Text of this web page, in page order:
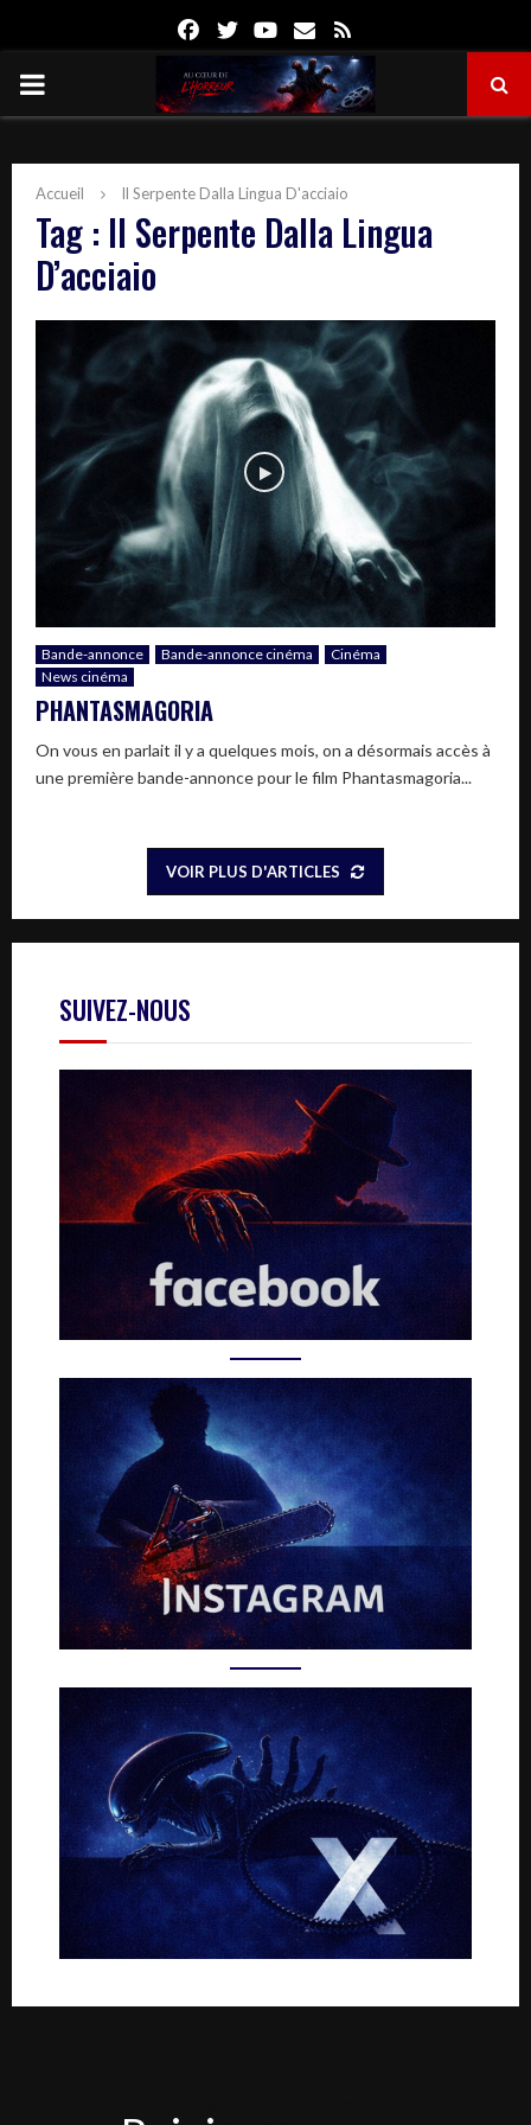
FacebookTwitterYoutube
Email
PRIMARY
Accueil Il Serpente Dalla Lingua D'acciaio
Tag : Il Serpente Dalla Lingua
D’acciaio
Bande-annonce Bande-annonce cinéma
Cinéma
News cinéma
PHANTASMAGORIA
On vous en parlait il y a quelques mois, on a désormais accès à
une première bande-annonce pour le film Phantasmagoria...
VOIR PLUS D'ARTICLES
SUIVEZ-NOUS